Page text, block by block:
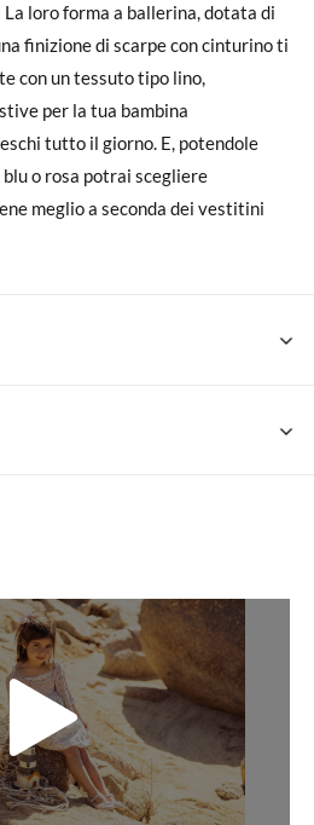
loro forma a ballerina, dotata di
finizione di scarpe con cinturino ti
con un tessuto tipo lino,
per la tua bambina
tutto il giorno. E, potendole
o rosa potrai scegliere
meglio a seconda dei vestitini
standard costa 3,95 € e
sono esattamente quello che
un reso gratuito.
accedere per avviare la procedura.
come ospite, visita la nostra
il numero d'ordine e l'indirizzo e-mail